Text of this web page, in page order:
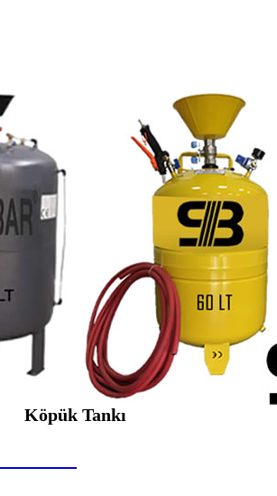
Köpük Tankı